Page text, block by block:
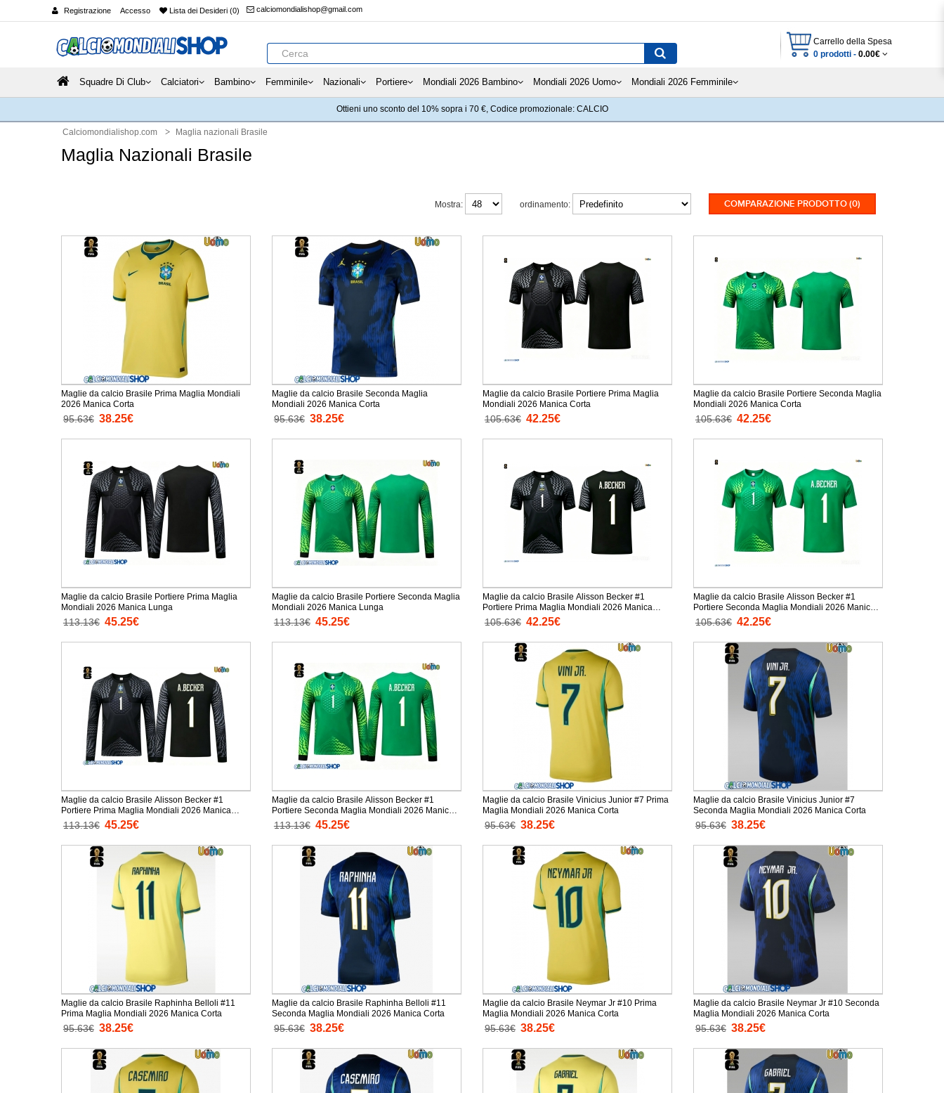
Registrazione Accesso Lista dei Desideri (0) calciomondialishop@gmail.com
Carrello della Spesa
0 prodotti - 0.00€
Squadre Di Club Calciatori Bambino Femminile Nazionali Portiere Mondiali 2026 Bambino Mondiali 2026 Uomo Mondiali 2026 Femminile
Ottieni uno sconto del 10% sopra i 70 €, Codice promozionale: CALCIO
Calciomondialishop.com Maglia nazionali Brasile
Maglia Nazionali Brasile
COMPARAZIONE PRODOTTO (0)
ordinamento:
Mostra:
Maglie da calcio Brasile Prima Maglia Mondiali
2026 Manica Corta
95.63€ 38.25€
Maglie da calcio Brasile Seconda Maglia
Mondiali 2026 Manica Corta
95.63€ 38.25€
Maglie da calcio Brasile Portiere Prima Maglia
Mondiali 2026 Manica Corta
105.63€ 42.25€
Maglie da calcio Brasile Portiere Seconda Maglia
Mondiali 2026 Manica Corta
105.63€ 42.25€
Maglie da calcio Brasile Portiere Prima Maglia
Mondiali 2026 Manica Lunga
113.13€ 45.25€
Maglie da calcio Brasile Portiere Seconda Maglia
Mondiali 2026 Manica Lunga
113.13€ 45.25€
Maglie da calcio Brasile Alisson Becker #1
Portiere Prima Maglia Mondiali 2026 Manica
Corta
105.63€ 42.25€
Maglie da calcio Brasile Alisson Becker #1
Portiere Seconda Maglia Mondiali 2026 Manica
Corta
105.63€ 42.25€
Maglie da calcio Brasile Alisson Becker #1
Portiere Prima Maglia Mondiali 2026 Manica
Lunga
113.13€ 45.25€
Maglie da calcio Brasile Alisson Becker #1
Portiere Seconda Maglia Mondiali 2026 Manica
Lunga
113.13€ 45.25€
Maglie da calcio Brasile Vinicius Junior #7 Prima
Maglia Mondiali 2026 Manica Corta
95.63€ 38.25€
Maglie da calcio Brasile Vinicius Junior #7
Seconda Maglia Mondiali 2026 Manica Corta
95.63€ 38.25€
Maglie da calcio Brasile Raphinha Belloli #11
Prima Maglia Mondiali 2026 Manica Corta
95.63€ 38.25€
Maglie da calcio Brasile Raphinha Belloli #11
Seconda Maglia Mondiali 2026 Manica Corta
95.63€ 38.25€
Maglie da calcio Brasile Neymar Jr #10 Prima
Maglia Mondiali 2026 Manica Corta
95.63€ 38.25€
Maglie da calcio Brasile Neymar Jr #10 Seconda
Maglia Mondiali 2026 Manica Corta
95.63€ 38.25€